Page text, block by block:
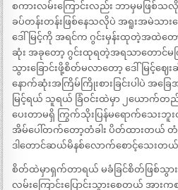
စကားလမ်းကြောင်းလည်း ဘာမှမဖြ
ခပ်တန်းတန်းဖြစ်နေသလိုပဲ အရူးအမဲသား
ဒေါ်မြင့်ကို အရင်က ဂွင်းမှန်းထုတဲ့အထဲတ
ဆုံး အခုတော့ ဂွင်းထုရတဲ့အရသာတောင်မ
သွားခြောင်းဖို့စိတ်မလာတော့ ဒေါ်မြင့်
နောက်ဆုံးအကြိမ်ကြိုးစားခြင်းပါပဲ အခြေ
မြင့်ရယ် သူရယ် ခြံဝင်းထဲမှာ ၂ယောက်တ
ပေးတာမရှိ ကြွက်သိုးပြန်မရောက်သေးဘူ
အိမ်ပေါ်တက်တော့တံခါး ပိတ်ထားတယ် တံခ
ဒါတောင်ဆယ်မိနစ်လောက်စောင့်သေးတယ်
စိတ်ထဲမှာရှက်တာရယ် မခံခြင်စိတ်ဖြစ်သွာ
လမ်းကြောင်းပြောင်းသွားစေတယ် အား